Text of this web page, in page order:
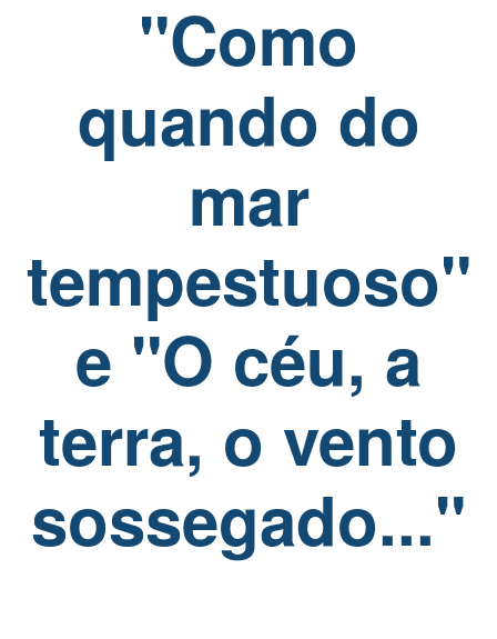
"Como
quando do
mar
tempestuoso"
e "O céu, a
terra, o vento
sossegado..."